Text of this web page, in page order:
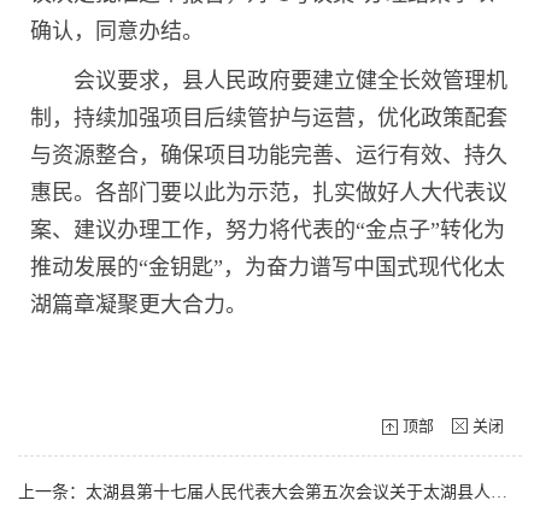
确认，同意办结。
会议要求，县人民政府要建立健全长效管理机
制，持续加强项目后续管护与运营，优化政策配套
与资源整合，确保项目功能完善、运行有效、持久
惠民。各部门要以此为示范，扎实做好人大代表议
案、建议办理工作，努力将代表的“金点子”转化为
推动发展的“金钥匙”，为奋力谱写中国式现代化太
湖篇章凝聚更大合力。
顶部 关闭
上一条：太湖县第十七届人民代表大会第五次会议关于太湖县人大常委会工作报告的决议